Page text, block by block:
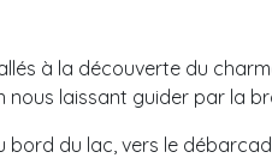
à la découverte du
nous laissant guider par la
du lac, vers le